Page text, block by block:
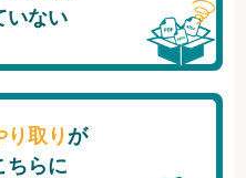
いない
り取り が
ちらに